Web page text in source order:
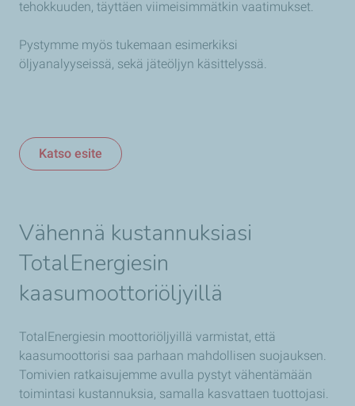
tehokkuuden, täyttäen viimeisimmätkin vaatimukset.
Pystymme myös tukemaan esimerkiksi
öljyanalyyseissä, sekä jäteöljyn käsittelyssä.
Katso esite
Vähennä kustannuksiasi
TotalEnergiesin
kaasumoottoriöljyillä
TotalEnergiesin moottoriöljyillä varmistat, että
kaasumoottorisi saa parhaan mahdollisen suojauksen.
Tomivien ratkaisujemme avulla pystyt vähentämään
toimintasi kustannuksia, samalla kasvattaen tuottojasi.